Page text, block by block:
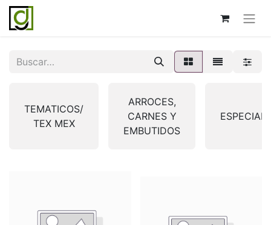
TEMATICOS/
TEX MEX
ARROCES,
CARNES Y
EMBUTIDOS